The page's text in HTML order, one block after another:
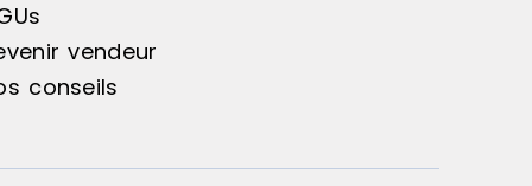
vendeur
conseils